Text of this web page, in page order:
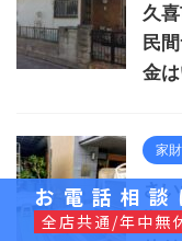
久
民
金
家
さ
勤
お電話相談
全店共通/年中無